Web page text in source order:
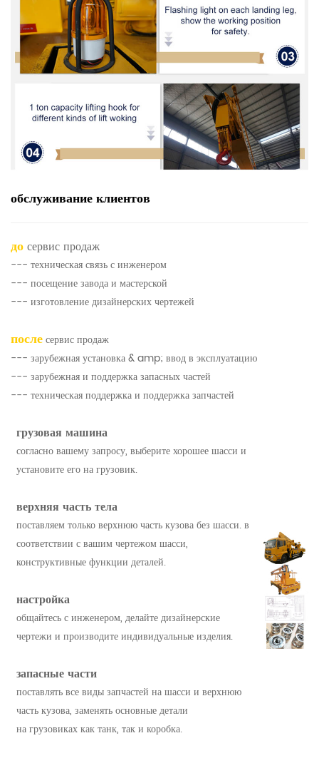
обслуживание клиентов
досервис продаж
--- техническая связь с инженером
--- посещение завода и мастерской
--- изготовление дизайнерских чертежей
послесервис продаж
--- зарубежная установка & amp; ввод в эксплуатацию
--- зарубежная и поддержка запасных частей
--- техническая поддержка и поддержка запчастей
грузовая машина
согласно вашему запросу, выберите хорошее шасси и
установите его на грузовик.
верхняя часть тела
поставляем только верхнюю часть кузова без шасси. в
соответствии с вашим чертежом шасси,
конструктивные функции деталей.
настройка
общайтесь с инженером, делайте дизайнерские
чертежи и производите индивидуальные изделия.
запасные части
поставлять все виды запчастей на шасси и верхнюю
часть кузова, заменять основные детали
на грузовиках как танк, так и коробка.